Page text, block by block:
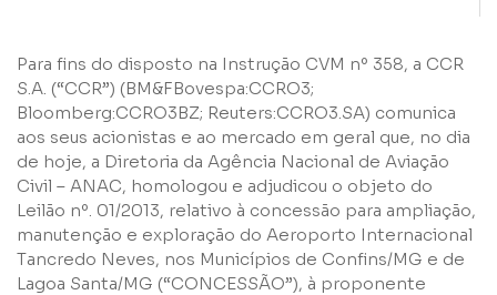
Para fins do disposto na Instrução CVM nº 358, a CCR
S.A. (“CCR”) (BM&FBovespa:CCRO3;
Bloomberg:CCRO3BZ; Reuters:CCRO3.SA) comunica
aos seus acionistas e ao mercado em geral que, no dia
de hoje, a Diretoria da Agência Nacional de Aviação
Civil – ANAC, homologou e adjudicou o objeto do
Leilão nº. 01/2013, relativo à concessão para ampliação,
manutenção e exploração do Aeroporto Internacional
Tancredo Neves, nos Municípios de Confins/MG e de
Lagoa Santa/MG (“CONCESSÃO”), à proponente
Nome
E-mail
Empresa